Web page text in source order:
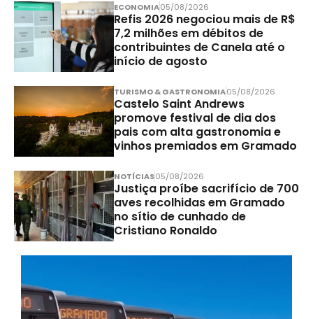
ECONOMIA05/08/2026
Refis 2026 negociou mais de R$
7,2 milhões em débitos de
contribuintes de Canela até o
início de agosto
TURISMO & GASTRONOMIA05/08/2026
Castelo Saint Andrews
promove festival de dia dos
pais com alta gastronomia e
vinhos premiados em Gramado
NOTÍCIAS05/08/2026
Justiça proíbe sacrifício de 700
aves recolhidas em Gramado
no sítio de cunhado de
Cristiano Ronaldo